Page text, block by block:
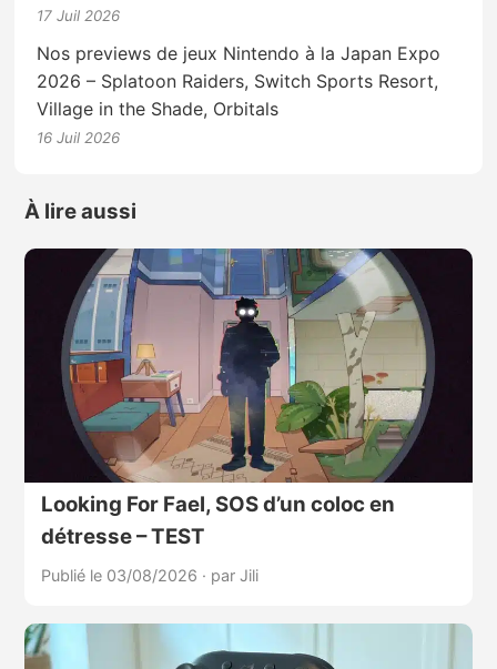
17 Juil 2026
Nos previews de jeux Nintendo à la Japan Expo
2026 – Splatoon Raiders, Switch Sports Resort,
Village in the Shade, Orbitals
16 Juil 2026
À lire aussi
Looking For Fael, SOS d’un coloc en
détresse – TEST
Publié le 03/08/2026 · par Jili